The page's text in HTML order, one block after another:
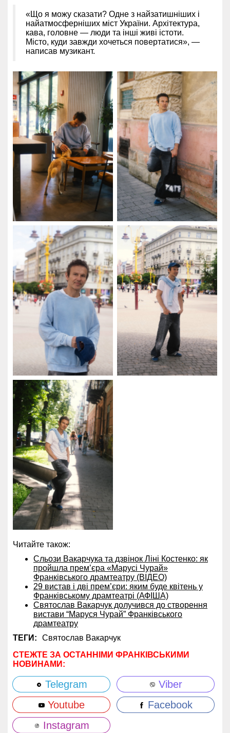
«Що я можу сказати? Одне з найзатишніших і
найатмосферніших міст України. Архітектура,
кава, головне — люди та інші живі істоти.
Місто, куди завжди хочеться повертатися», —
написав музикант.
Читайте також:
Сльози Вакарчука та дзвінок Ліні Костенко: як
пройшла премʼєра «Марусі Чурай»
Франківського драмтеатру (ВІДЕО)
29 вистав і дві прем’єри: яким буде квітень у
Франківському драмтеатрі (АФІША)
Святослав Вакарчук долучився до створення
вистави “Маруся Чурай” Франківського
драмтеатру
ТЕГИ:
Святослав Вакарчук
СТЕЖТЕ ЗА ОСТАННІМИ ФРАНКІВСЬКИМИ
НОВИНАМИ:
Telegram
Viber
Youtube
Facebook
Instagram